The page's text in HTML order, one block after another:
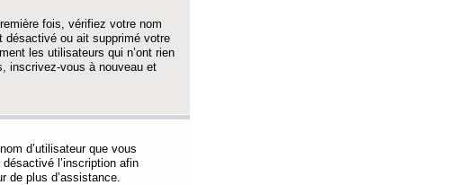
fois, vérifiez votre nom
désactivé ou ait supprimé votre
les utilisateurs qui n’ont rien
inscrivez-vous à nouveau et
d’utilisateur que vous
l’inscription afin
de plus d’assistance.